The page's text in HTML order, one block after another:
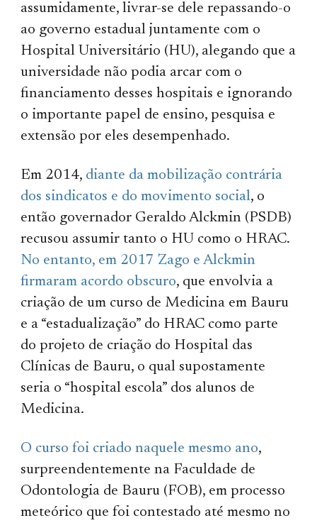
assumidamente, livrar-se dele repassando-o
ao governo estadual juntamente com o
Hospital Universitário (HU), alegando que a
universidade não podia arcar com o
financiamento desses hospitais e ignorando
o importante papel de ensino, pesquisa e
extensão por eles desempenhado.
Em 2014, diante da mobilização contrária
dos sindicatos e do movimento social, o
então governador Geraldo Alckmin (PSDB)
recusou assumir tanto o HU como o HRAC.
No entanto, em 2017 Zago e Alckmin
firmaram acordo obscuro, que envolvia a
criação de um curso de Medicina em Bauru
e a “estadualização” do HRAC como parte
do projeto de criação do Hospital das
Clínicas de Bauru, o qual supostamente
seria o “hospital escola” dos alunos de
Medicina.
O curso foi criado naquele mesmo ano,
surpreendentemente na Faculdade de
Odontologia de Bauru (FOB), em processo
meteórico que foi contestado até mesmo no